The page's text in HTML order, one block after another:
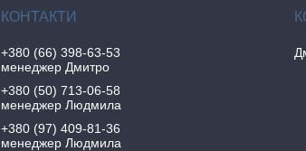
+380 (66) 398-63-53
менеджер Дмитро
+380 (50) 713-06-58
менеджер Людмила
+380 (97) 409-81-36
менеджер Людмила